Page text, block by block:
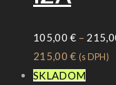
105,00€ –
215,00 € (s DPH)
SKLADOM